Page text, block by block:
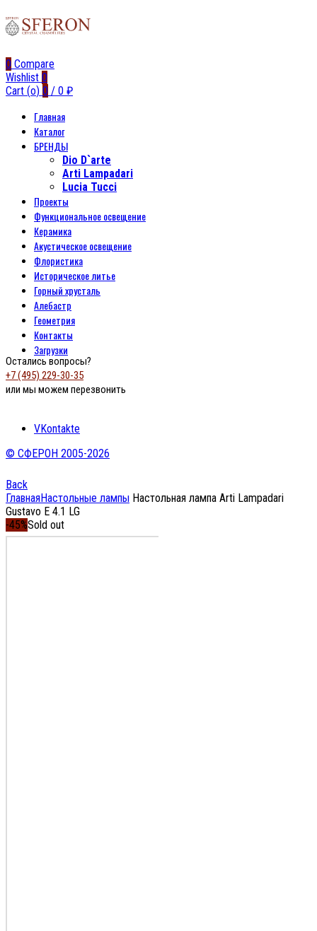
0 Compare
Wishlist 0
Cart (o) 0 / 0 ₽
Главная
Каталог
БРЕНДЫ
Dio D`arte
Arti Lampadari
Lucia Tucci
Проекты
Функциональное освещение
Керамика
Акустическое освещение
Флористика
Историческое литье
Горный хрусталь
Алебастр
Геометрия
Контакты
Загрузки
Остались вопросы?
+7 (495) 229-30-35
или мы можем перезвонить
VKontakte
© СФЕРОН 2005-2026
Back
ГлавнаяНастольные лампы Настольная лампа Arti Lampadari
Gustavo E 4.1 LG
-45%Sold out